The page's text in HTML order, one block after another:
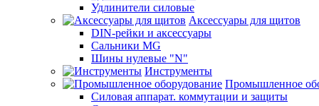
Удлинители силовые
Аксессуары для щитов
DIN-рейки и аксессуары
Сальники MG
Шины нулевые "N"
Инструменты
Промышленное
Силовая аппарат. коммутации и защиты